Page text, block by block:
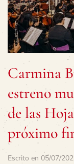
Carmina
estreno
de las
próximo
Escrito en 05/07/